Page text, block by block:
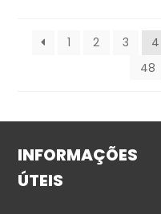
1 2 3 4
48
INFORMAÇÕES
ÚTEIS